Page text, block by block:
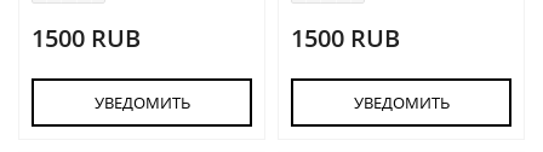
1500 RUB
УВЕДОМИТЬ
1500 RUB
УВЕДОМИТЬ